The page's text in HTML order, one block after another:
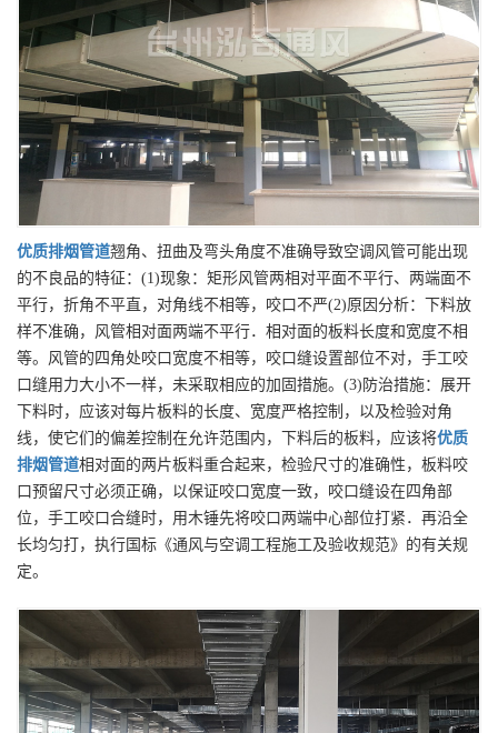
优质排烟管道翘角、扭曲及弯头角度不准确导致空调风管可能出现
的不良品的特征：(1)现象：矩形风管两相对平面不平行、两端面不
平行，折角不平直，对角线不相等，咬口不严(2)原因分析：下料放
样不准确，风管相对面两端不平行．相对面的板料长度和宽度不相
等。风管的四角处咬口宽度不相等，咬口缝设置部位不对，手工咬
口缝用力大小不一样，未采取相应的加固措施。(3)防治措施：展开
下料时，应该对每片板料的长度、宽度严格控制，以及检验对角
线，使它们的偏差控制在允许范围内，下料后的板料，应该将优质
排烟管道相对面的两片板料重合起来，检验尺寸的准确性，板料咬
口预留尺寸必须正确，以保证咬口宽度一致，咬口缝设在四角部
位，手工咬口合缝时，用木锤先将咬口两端中心部位打紧．再沿全
长均匀打，执行国标《通风与空调工程施工及验收规范》的有关规
定。